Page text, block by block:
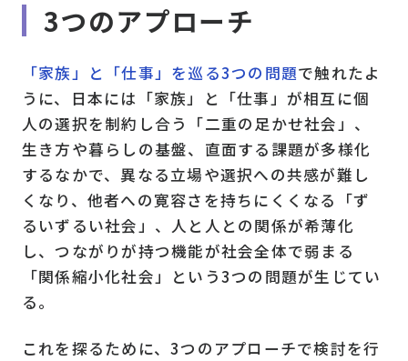
3つのアプローチ
「家族」と「仕事」を巡る3つの問題で触れたよ
うに、日本には「家族」と「仕事」が相互に個
人の選択を制約し合う「二重の足かせ社会」、
生き方や暮らしの基盤、直面する課題が多様化
するなかで、異なる立場や選択への共感が難し
くなり、他者への寛容さを持ちにくくなる「ず
るいずるい社会」、人と人との関係が希薄化
し、つながりが持つ機能が社会全体で弱まる
「関係縮小化社会」という3つの問題が生じてい
る。
これを探るために、3つのアプローチで検討を行